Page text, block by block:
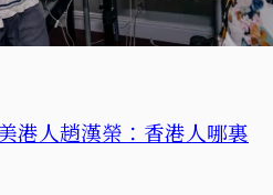
港人趙漢榮：香港人哪裏